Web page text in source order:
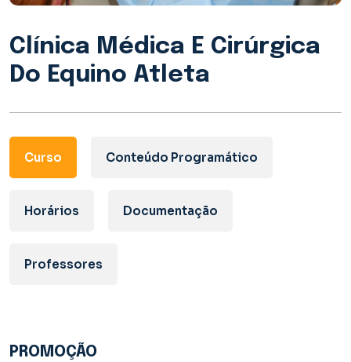
Clínica Médica E Cirúrgica
Do Equino Atleta
Curso Conteúdo Programático
Horários Documentação
Professores
PROMOÇÃO